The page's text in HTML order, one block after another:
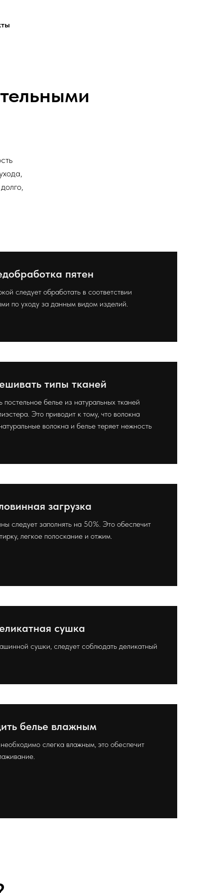
пятен
следует обработать в соответствии
по уходу за данным видом изделий.
типы тканей
белье из натуральных тканей
Это приводит к тому, что волокна
волокна и белье теряет нежность
загрузка
следует заполнять на 50%. Это обеспечит
легкое полоскание и отжим.
сушка
сушки, следует соблюдать деликатный
белье влажным
слегка влажным, это обеспечит